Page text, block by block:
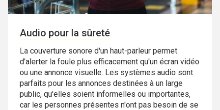
Audio pour la sûreté
La couverture sonore d'un haut-parleur permet
d'alerter la foule plus efficacement qu'un écran vidéo
ou une annonce visuelle. Les systèmes audio sont
parfaits pour les annonces destinées à un large
public, qu'elles soient informelles ou importantes,
car les personnes présentes n'ont pas besoin de se